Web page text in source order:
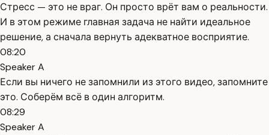
Стресс — это не враг. Он просто врёт вам о реальности.
И в этом режиме главная задача не найти идеальное
решение, а сначала вернуть адекватное восприятие.
08:20
Speaker A
Если вы ничего не запомнили из этого видео, запомните
это. Соберём всё в один алгоритм.
08:29
Speaker A